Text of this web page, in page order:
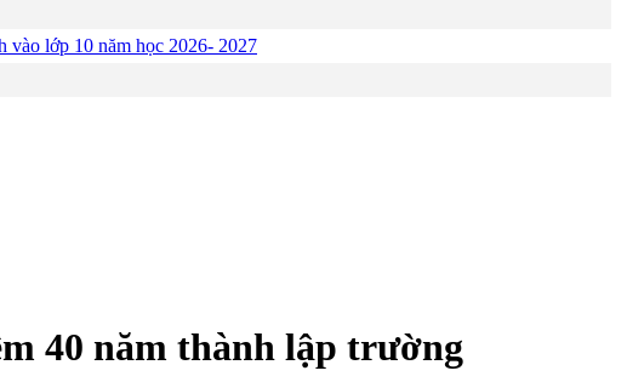
vào lớp 10 năm học 2026- 2027
40 năm thành lập trường